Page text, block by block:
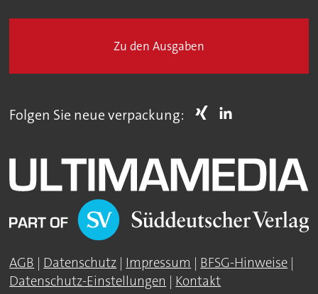
Zu den Ausgaben
Folgen Sie neue verpackung:
AGB | Datenschutz | Impressum | BFSG-Hinweise |
Datenschutz-Einstellungen | Kontakt